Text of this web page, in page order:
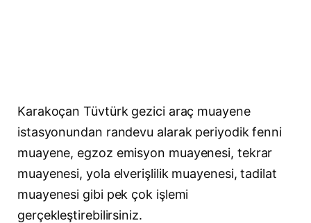
Karakoçan Tüvtürk gezici araç muayene
istasyonundan randevu alarak periyodik fenni
muayene, egzoz emisyon muayenesi, tekrar
muayenesi, yola elverişlilik muayenesi, tadilat
muayenesi gibi pek çok işlemi
gerçekleştirebilirsiniz.